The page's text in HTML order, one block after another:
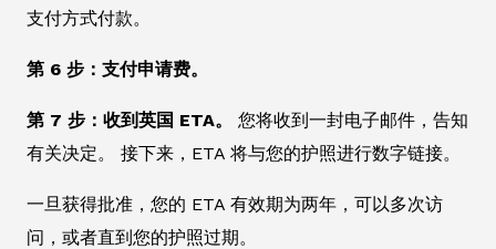
支付方式付款。
第 6 步：支付申请费。
第 7 步：收到英国 ETA。 您将收到一封电子邮件，告知
有关决定。 接下来，ETA 将与您的护照进行数字链接。
一旦获得批准，您的 ETA 有效期为两年，可以多次访
问，或者直到您的护照过期。